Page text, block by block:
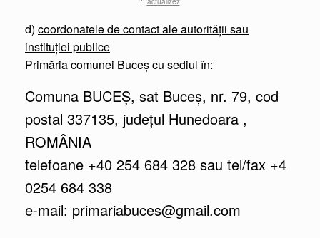
d) coordonatele de contact ale autorităţii sau
instituţiei publice
Primăria comunei Buceș cu sediul în:
Comuna BUCEȘ, sat Buceș, nr. 79, cod
postal 337135, județul Hunedoara ,
ROMÂNIA
telefoane +40 254 684 328 sau tel/fax +4
0254 684 338
e-mail: primariabuces@gmail.com